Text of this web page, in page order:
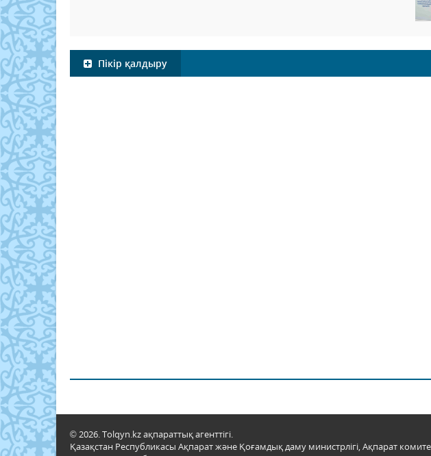
Пікір қалдыру
© 2026. Tolqyn.kz ақпараттық агенттігі.
Қазақстан Республикасы Ақпарат және Қоғамдық даму министрлігі, Ақпарат